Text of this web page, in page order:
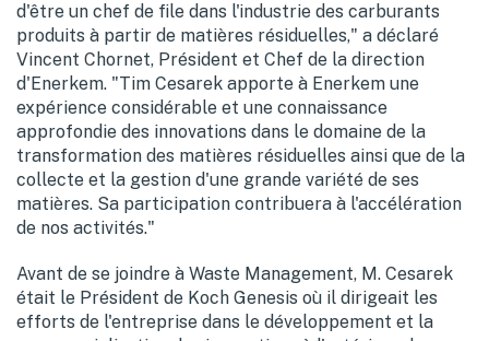
d'être un chef de file dans l'industrie des carburants
produits à partir de matières résiduelles," a déclaré
Vincent Chornet, Président et Chef de la direction
d'Enerkem. "Tim Cesarek apporte à Enerkem une
expérience considérable et une connaissance
approfondie des innovations dans le domaine de la
transformation des matières résiduelles ainsi que de la
collecte et la gestion d'une grande variété de ses
matières. Sa participation contribuera à l'accélération
de nos activités."
Avant de se joindre à Waste Management, M. Cesarek
était le Président de Koch Genesis où il dirigeait les
efforts de l'entreprise dans le développement et la